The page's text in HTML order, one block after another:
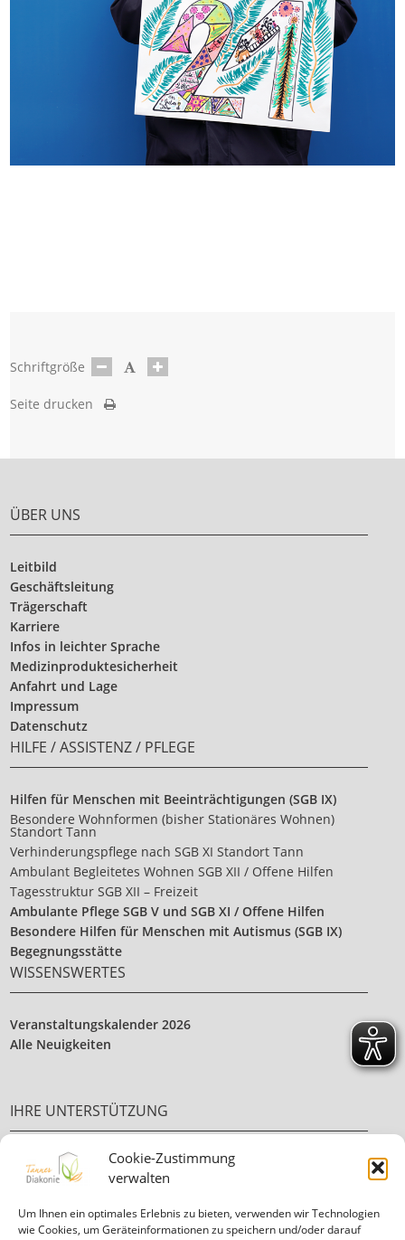
Cookie-Zustimmung
verwalten
Um Ihnen ein optimales Erlebnis zu bieten, verwenden wir Technologien
wie Cookies, um Geräteinformationen zu speichern und/oder darauf
Schriftgröße
Seite drucken
ÜBER UNS
Leitbild
Geschäftsleitung
Trägerschaft
Karriere
Infos in leichter Sprache
Medizinproduktesicherheit
Anfahrt und Lage
Impressum
Datenschutz
HILFE / ASSISTENZ / PFLEGE
Hilfen für Menschen mit Beeinträchtigungen (SGB IX)
Besondere Wohnformen (bisher Stationäres Wohnen)
Standort Tann
Verhinderungspflege nach SGB XI Standort Tann
Ambulant Begleitetes Wohnen SGB XII / Offene Hilfen
Tagesstruktur SGB XII – Freizeit
Ambulante Pflege SGB V und SGB XI / Offene Hilfen
Besondere Hilfen für Menschen mit Autismus (SGB IX)
Begegnungsstätte
WISSENSWERTES
Veranstaltungskalender 2026
Alle Neuigkeiten
IHRE UNTERSTÜTZUNG
Ehrenamt
Ihre Spende